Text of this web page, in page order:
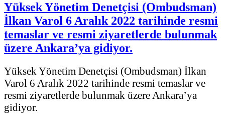
Yüksek Yönetim Denetçisi (Ombudsman)
İlkan Varol 6 Aralık 2022 tarihinde resmi
temaslar ve resmi ziyaretlerde bulunmak
üzere Ankara’ya gidiyor.
Yüksek Yönetim Denetçisi (Ombudsman) İlkan
Varol 6 Aralık 2022 tarihinde resmi temaslar ve
resmi ziyaretlerde bulunmak üzere Ankara’ya
gidiyor.